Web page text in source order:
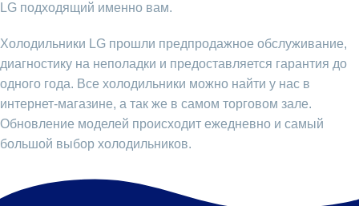
LG подходящий именно вам.
Холодильники LG прошли предпродажное обслуживание,
диагностику на неполадки и предоставляется гарантия до
одного года. Все холодильники можно найти у нас в
интернет-магазине, а так же в самом торговом зале.
Обновление моделей происходит ежедневно и самый
большой выбор холодильников.